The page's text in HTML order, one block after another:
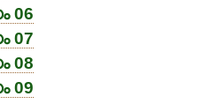
06
07
08
09